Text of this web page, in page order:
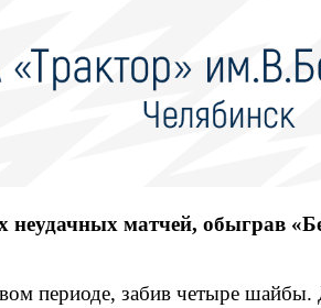
неудачных матчей, обыграв
периоде, забив четыре